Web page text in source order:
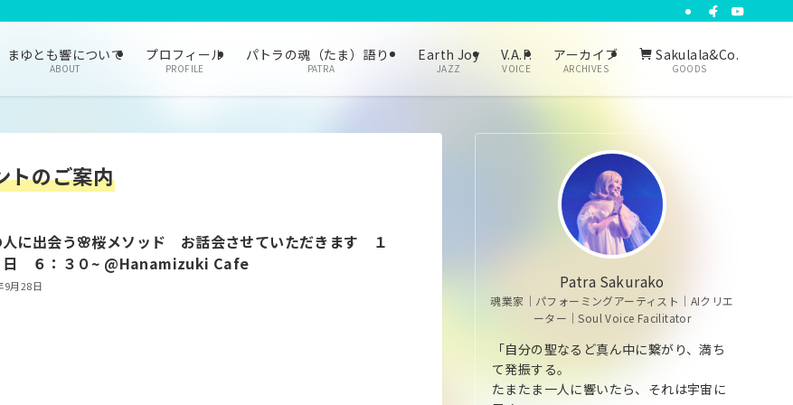
まゆとも響について
ABOUT
プロフィール
PROFILE
パトラの魂（たま）語り
PATRA
Earth Joy
JAZZ
V.A.P.
VOICE
アーカイブ
ARCHIVES
Sakulala&Co.
GOODS
トのご案内
人に出会う🌸桜メソッド お話会させていただきます １
日 ６：３０~ @Hanamizuki Cafe
9月28日 Patra Sakurako
魂業家｜パフォーミングアーティスト｜AIクリエ
ーター｜Soul Voice Facilitator
「自分の聖なるど真ん中に繋がり、満ち
て発振する。
たまたま一人に響いたら、それは宇宙に